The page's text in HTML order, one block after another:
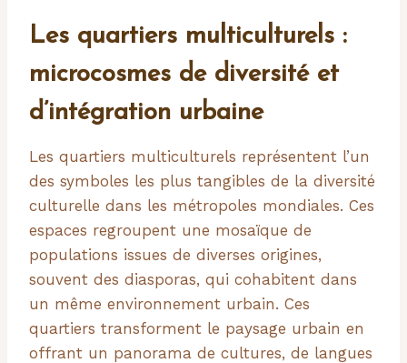
Les quartiers multiculturels :
microcosmes de diversité et
d’intégration urbaine
Les quartiers multiculturels représentent l’un
des symboles les plus tangibles de la diversité
culturelle dans les métropoles mondiales. Ces
espaces regroupent une mosaïque de
populations issues de diverses origines,
souvent des diasporas, qui cohabitent dans
un même environnement urbain. Ces
quartiers transforment le paysage urbain en
offrant un panorama de cultures, de langues